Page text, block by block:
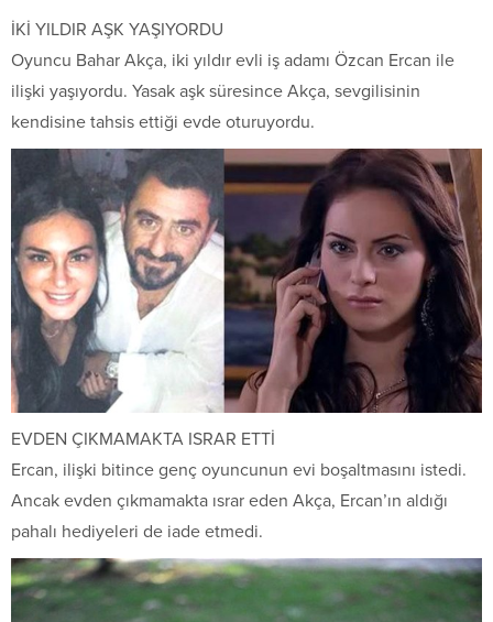
İKİ YILDIR AŞK YAŞIYORDU
Oyuncu Bahar Akça, iki yıldır evli iş adamı Özcan Ercan ile
ilişki yaşıyordu. Yasak aşk süresince Akça, sevgilisinin
kendisine tahsis ettiği evde oturuyordu.
EVDEN ÇIKMAMAKTA ISRAR ETTİ
Ercan, ilişki bitince genç oyuncunun evi boşaltmasını istedi.
Ancak evden çıkmamakta ısrar eden Akça, Ercan’ın aldığı
pahalı hediyeleri de iade etmedi.